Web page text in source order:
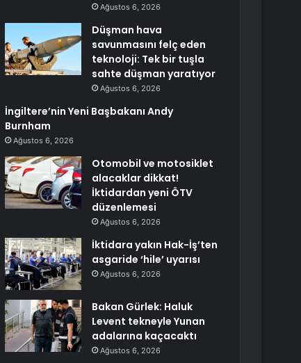
Ağustos 6, 2026
Düşman hava
savunmasını felç eden
teknoloji: Tek bir tuşla
sahte düşman yaratıyor
Ağustos 6, 2026
İngiltere’nin Yeni Başbakanı Andy
Burnham
Ağustos 6, 2026
Otomobil ve motosiklet
alacaklar dikkat!
İktidardan yeni ÖTV
düzenlemesi
Ağustos 6, 2026
İktidara yakın Hak-İş’ten
asgaride ‘hile’ uyarısı
Ağustos 6, 2026
Bakan Gürlek: Haluk
Levent tekneyle Yunan
adalarına kaçacaktı
Ağustos 6, 2026